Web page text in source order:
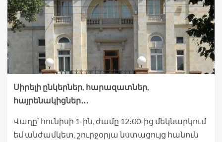
Սիրելի ընկերներ, հարազատներ,
հայրենակիցներ․․․
Վաղը՝ հունիսի 1-ին, ժամը 12։00-ից մեկնարկում
եմ անժամկետ, շուրջօրյա նստացույց հանուն